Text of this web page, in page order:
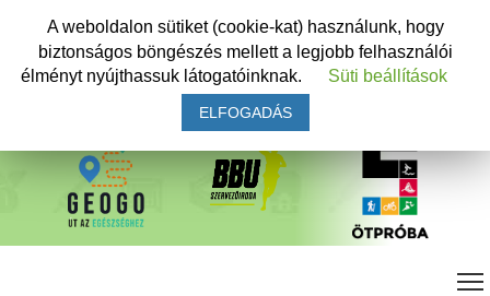
A weboldalon sütiket (cookie-kat) használunk, hogy
biztonságos böngészés mellett a legjobb felhasználói
élményt nyújthassuk látogatóinknak.
Süti beállítások
ELFOGADÁS